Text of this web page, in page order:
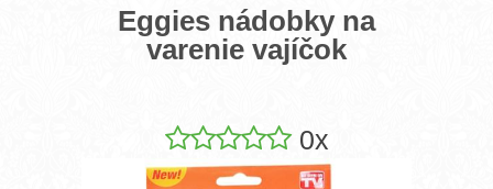
Eggies nádobky na
varenie vajíčok
0x